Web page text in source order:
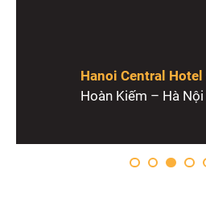
Hanoi Central Hotel
Hoàn Kiếm – Hà Nội